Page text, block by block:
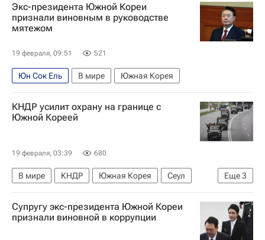
Экс-президента Южной Кореи
признали виновным в руководстве
мятежом
19 февраля, 09:51 521
Юн Сок Ель В мире Южная Корея
КНДР усилит охрану на границе с
Южной Кореей
19 февраля, 03:39 680
Еще3
В мире КНДР Южная Корея
Сеул
Ким Е Чжон
Ким Чен Ын Ли Чжэ Мен
Супругу экс-президента Южной Кореи
признали виновной в коррупции